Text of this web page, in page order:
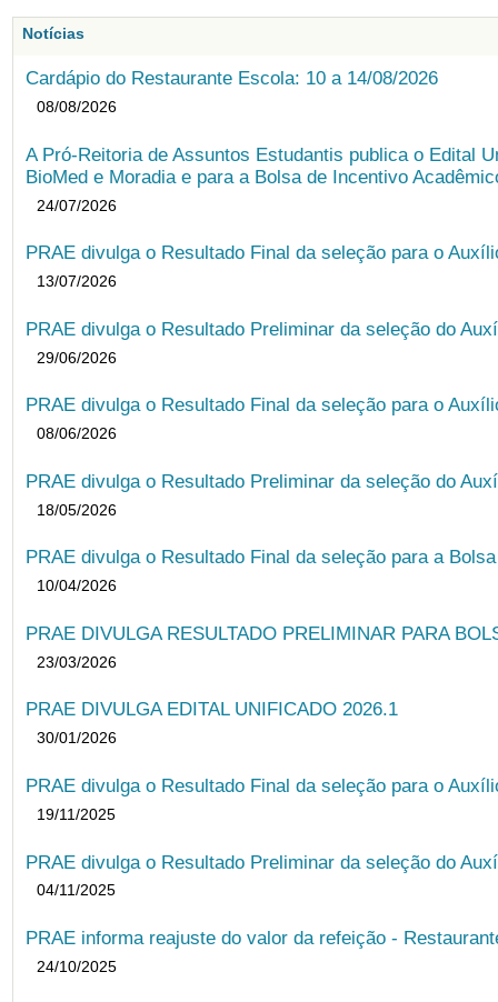
Notícias
Cardápio do Restaurante Escola: 10 a 14/08/2026
08/08/2026
A Pró-Reitoria de Assuntos Estudantis publica o Edital
BioMed e Moradia e para a Bolsa de Incentivo
24/07/2026
PRAE divulga o Resultado Final da seleção para o
13/07/2026
PRAE divulga o Resultado Preliminar da seleção do
29/06/2026
PRAE divulga o Resultado Final da seleção para o
08/06/2026
PRAE divulga o Resultado Preliminar da seleção do
18/05/2026
PRAE divulga o Resultado Final da seleção para a
10/04/2026
PRAE DIVULGA RESULTADO PRELIMINAR PARA
23/03/2026
PRAE DIVULGA EDITAL UNIFICADO 2026.1
30/01/2026
PRAE divulga o Resultado Final da seleção para o
19/11/2025
PRAE divulga o Resultado Preliminar da seleção do
04/11/2025
PRAE informa reajuste do valor da refeição -
24/10/2025